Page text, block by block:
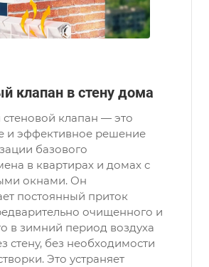
клапан в стену дома
клапан — это
и эффективное решение
базового
в квартирах и домах с
окнами. Он
постоянный приток
очищенного и
в зимний период воздуха
стену, без необходимости
Это устраняет